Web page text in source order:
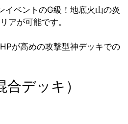
イベントのG級！地底火山の炎
アが可能です。
が高めの攻撃型神デッキでの
デッキ）